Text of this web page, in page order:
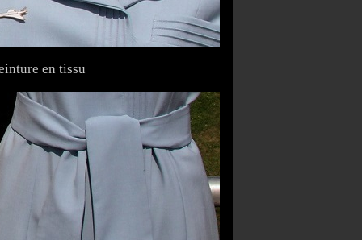
en tissu